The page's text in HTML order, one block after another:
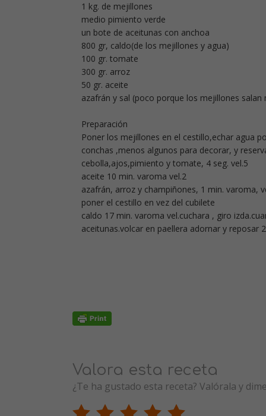
1 kg. de mejillones
medio pimiento verde
un bote de aceitunas con anchoa
800 gr, caldo(de los mejillones y agua)
100 gr. tomate
300 gr. arroz
50 gr. aceite
azafrán y sal (poco porque los mejillones salan
Preparación
Poner los mejillones en el cestillo,echar agua
conchas ,menos algunos para decorar, y
cebolla,ajos,pimiento y tomate, 4 seg. vel.5
aceite 10 min. varoma vel.2
azafrán, arroz y champiñones, 1 min. varoma,
poner el cestillo en vez del cubilete
caldo 17 min. varoma vel.cuchara , giro
aceitunas.volcar en paellera adornar y reposar
Valora esta receta
¿Te ha gustado esta receta? Valórala y